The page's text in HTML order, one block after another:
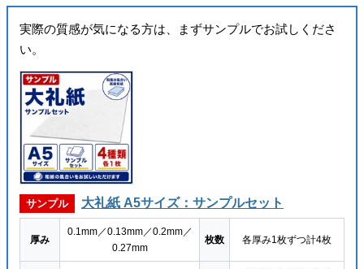
実際の質感が気になる方は、まずサンプルでお試しくださ
い。
サンプル 大礼紙 A5サイズ：サンプルセット
厚み
0.1mm／0.13mm／0.2mm／
0.27mm
枚数 各厚み1枚ずつ計4枚